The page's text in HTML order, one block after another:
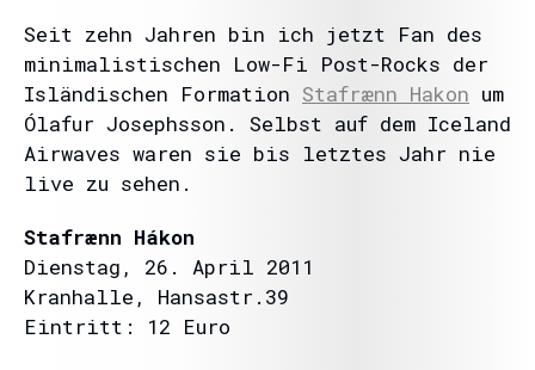
Seit zehn Jahren bin ich jetzt Fan des
minimalistischen Low-Fi Post-Rocks der
Isländischen Formation Stafrænn Hakon um
Ólafur Josephsson. Selbst auf dem Iceland
Airwaves waren sie bis letztes Jahr nie
live zu sehen.
Stafrænn Hákon
Dienstag, 26. April 2011
Kranhalle, Hansastr.39
Eintritt: 12 Euro